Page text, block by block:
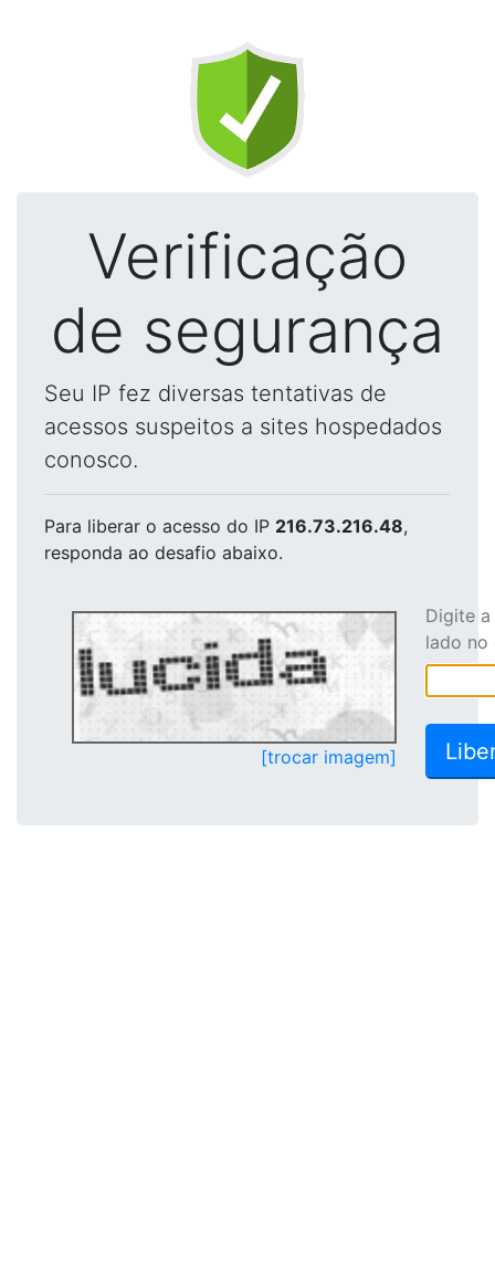
Verificação
de segurança
Seu IP fez diversas tentativas de
acessos suspeitos a sites hospedados
conosco.
Para liberar o acesso do IP 216.73.216.48,
responda ao desafio abaixo.
[trocar imagem]
Digite
lado no